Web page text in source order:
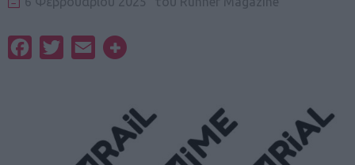
FacebookTwitterEmail